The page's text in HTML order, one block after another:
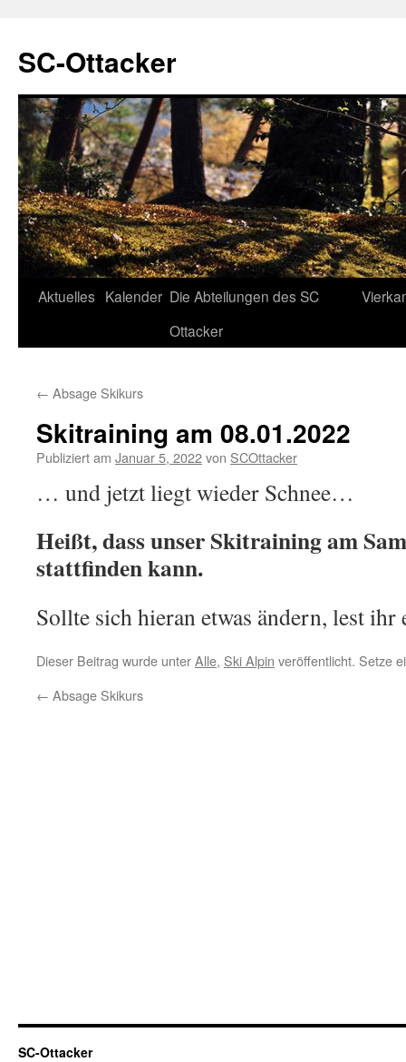
SC-Ottacker
Zum
Aktuelles Kalender Die Abteilungen des SC
Ottacker
← Absage Skikurs
Skitraining am 08.01.2022
Publiziert am Januar 5, 2022von SCOttacker
… und jetzt liegt wieder Schnee…
Heißt, dass unser Skitraining am
stattfinden kann.
Sollte sich hieran etwas ändern, lest ihr
Dieser Beitrag wurde unterAlle, Ski Alpin veröffentlicht. Setze
← Absage Skikurs
SC-Ottacker